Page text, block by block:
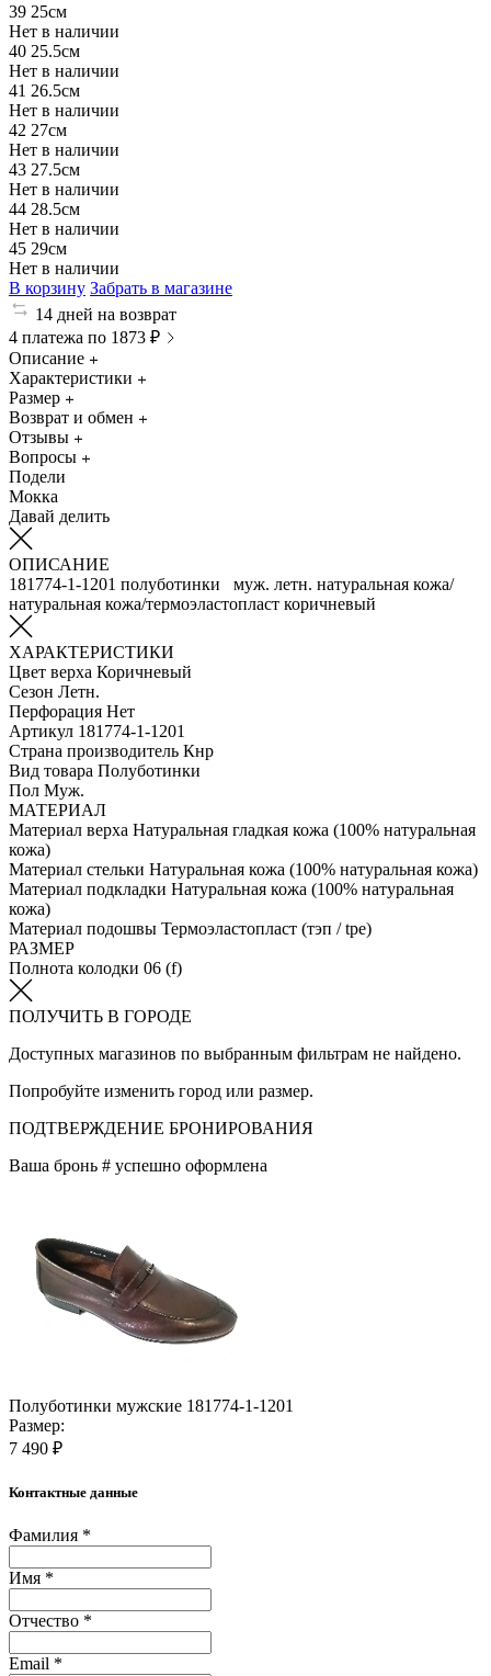
39 25см
Нет в наличии
40 25.5см
Нет в наличии
41 26.5см
Нет в наличии
42 27см
Нет в наличии
43 27.5см
Нет в наличии
44 28.5см
Нет в наличии
45 29см
Нет в наличии
В корзину Забрать в магазине
14 дней на возврат
4 платежа по 1873 ₽
Описание
Характеристики
Размер
Возврат и обмен
Отзывы
Вопросы
Подели
Мокка
Давай делить
ОПИСАНИЕ
181774-1-1201 полуботинки муж. летн. натуральная кожа/
натуральная кожа/термоэластопласт коричневый
ХАРАКТЕРИСТИКИ
Цвет верха Коричневый
Сезон Летн.
Перфорация Нет
Артикул 181774-1-1201
Страна производитель Кнр
Вид товара Полуботинки
Пол Муж.
МАТЕРИАЛ
Материал верха Натуральная гладкая кожа (100% натуральная
кожа)
Материал стельки Натуральная кожа (100% натуральная кожа)
Материал подкладки Натуральная кожа (100% натуральная
кожа)
Материал подошвы Термоэластопласт (тэп / tpe)
РАЗМЕР
Полнота колодки 06 (f)
ПОЛУЧИТЬ В ГОРОДЕ
Доступных магазинов по выбранным фильтрам не найдено.
Попробуйте изменить город или размер.
ПОДТВЕРЖДЕНИЕ БРОНИРОВАНИЯ
Ваша бронь # успешно оформлена
Полуботинки мужские 181774-1-1201
Размер:
7 490 ₽
Контактные данные
Фамилия *
Имя *
Отчество *
Email *